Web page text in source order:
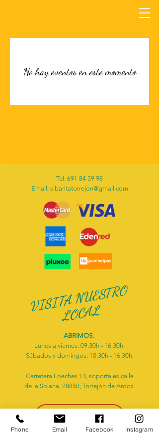
No hay eventos en este momento
Tel: 691 84 39 98
Email: sibaritatorrejon@gmail.com
V
I
S
I
T
A
N
U
E
S
T
R
O
L
O
C
A
L
ABRIMOS:
Lunes a viernes: 09:30h - 16:30h.
Sábados y domingos: 10:30h - 16:30h.
Carretera Loeches 13, soportales calle
de la Solana, 28850, Torrejón de Ardoz.
Aviso legal
Phone Email Facebook Instagram